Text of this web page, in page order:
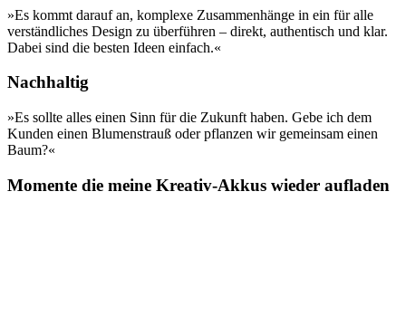
»Es kommt darauf an, komplexe Zusammenhänge in ein für alle
verständliches Design zu überführen – direkt, authentisch und klar.
Dabei sind die besten Ideen einfach.«
Nachhaltig
»Es sollte alles einen Sinn für die Zukunft haben. Gebe ich dem
Kunden einen Blumenstrauß oder pflanzen wir gemeinsam einen
Baum?«
Momente die meine Kreativ-Akkus wieder aufladen